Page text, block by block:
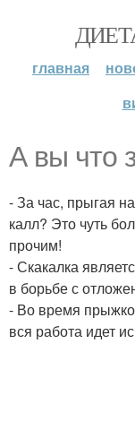
главная
А вы что
- За час, прыгая
калл? Это чуть
прочим!
- Скакалка
в борьбе с
- Во время
вся работа идет